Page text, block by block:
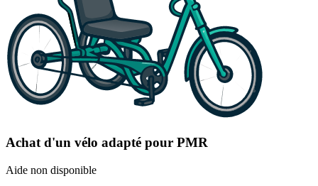
Achat d'un vélo adapté pour PMR
Aide non disponible